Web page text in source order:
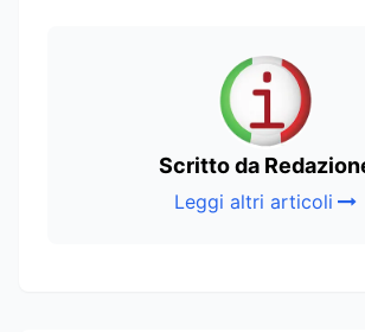
Scritto da
Leggi altri articoli